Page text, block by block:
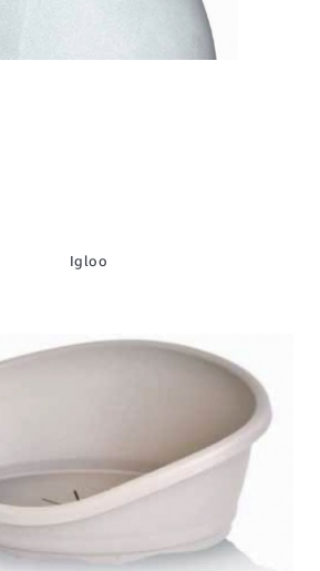
Igloo